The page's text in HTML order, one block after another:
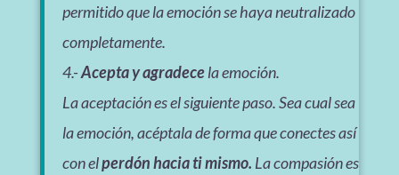
permitido que la emoción se haya neutralizado
completamente.
4.-Acepta y agradecela emoción.
La aceptación es el siguiente paso. Sea cual sea
la emoción, acéptala de forma que conectes así
con elperdón hacia ti mismo. La compasión es